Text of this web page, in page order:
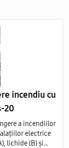
incendiu cu
20
a incendiilor
electrice
lichide (B) și